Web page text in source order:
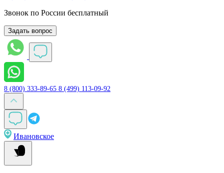
Звонок по России бесплатный
Задать вопрос
8 (800) 333-89-65 8 (499) 113-09-92
Ивановское